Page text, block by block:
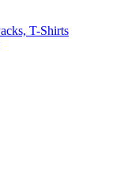
T-Shirts